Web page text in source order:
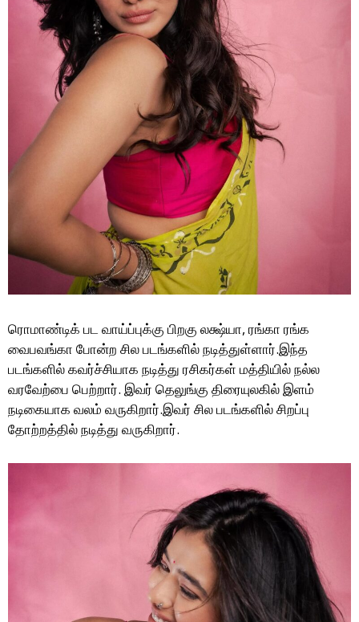
ரொமாண்டிக் பட வாய்ப்புக்கு பிறகு லக்ஷ்யா, ரங்கா ரங்க
வைபவங்கா போன்ற சில படங்களில் நடித்துள்ளார்.இந்த
படங்களில் கவர்ச்சியாக நடித்து ரசிகர்கள் மத்தியில் நல்ல
வரவேற்பை பெற்றார். இவர் தெலுங்கு திரையுலகில் இளம்
நடிகையாக வலம் வருகிறார்.இவர் சில படங்களில் சிறப்பு
தோற்றத்தில் நடித்து வருகிறார்.